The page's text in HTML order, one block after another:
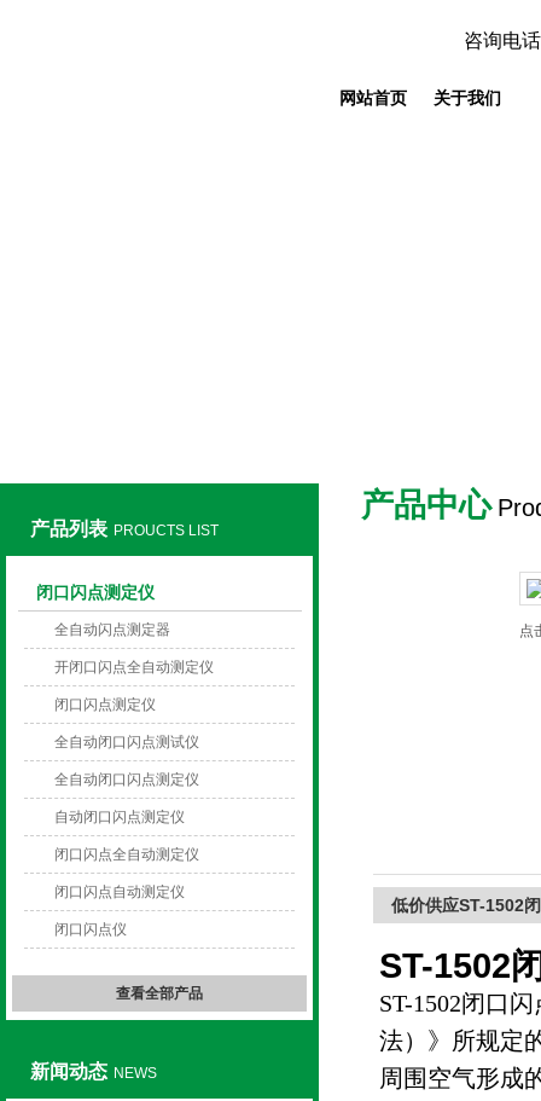
上海旺徐电气有限公司
咨询电
网站首页 关于我们
产品列表 PROUCTS LIST
闭口闪点测定仪
全自动闪点测定器
开闭口闪点全自动测定仪
闭口闪点测定仪
全自动闭口闪点测试仪
全自动闭口闪点测定仪
自动闭口闪点测定仪
闭口闪点全自动测定仪
闭口闪点自动测定仪
闭口闪点仪
查看全部产品
新闻动态 NEWS
产品中心
点
低价供应ST-1502
ST-1502
ST-1502闭口
法）》所规定
周围空气形成